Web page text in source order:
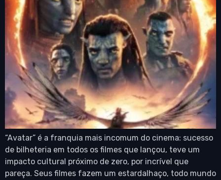
“Avatar” é a franquia mais incomum do cinema: sucesso
de bilheteria em todos os filmes que lançou, teve um
impacto cultural próximo de zero, por incrível que
pareça. Seus filmes fazem um estardalhaço, todo mundo